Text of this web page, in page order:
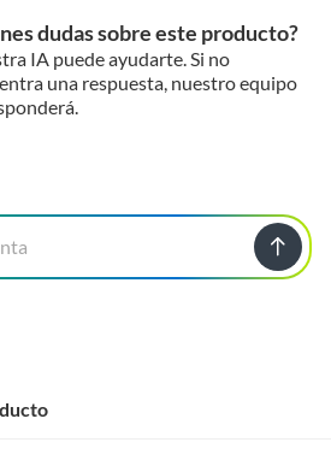
dudas sobre este producto?
IA puede ayudarte. Si no
una respuesta, nuestro equipo